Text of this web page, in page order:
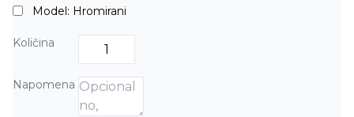
Model: Hromirani
Količina
Napomena